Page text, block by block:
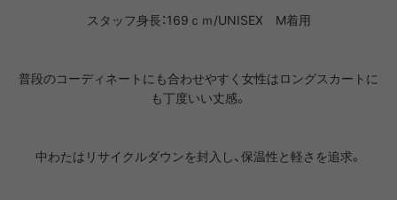
スタッフ身長：169ｃｍ/UNISEX M着用
普段のコーディネートにも合わせやすく女性はロングスカートに
も丁度いい丈感。
中わたはリサイクルダウンを封入し、保温性と軽さを追求。